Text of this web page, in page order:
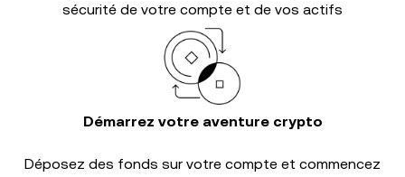
sécurité de votre compte et de vos actifs
Démarrez votre aventure crypto
Déposez des fonds sur votre compte et commencez